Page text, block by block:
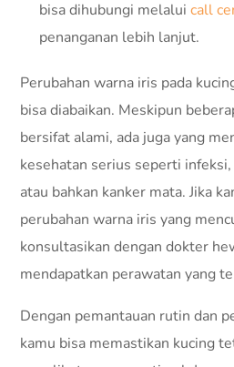
bisa dihubungi melaluicall
penanganan lebih lanjut.
Perubahan warna iris pada
bisa diabaikan. Meskipun
bersifat alami, ada juga yang
kesehatan serius seperti
atau bahkan kanker mata. Jika
perubahan warna iris yang
konsultasikan dengan dokter
mendapatkan perawatan yang
Dengan pemantauan rutin dan
kamu bisa memastikan kucing